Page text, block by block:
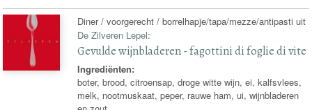
Diner / voorgerecht / borrelhapje/tapa/mezze/antipasti uit
De Zilveren Lepel:
Gevulde wijnbladeren - fagottini di foglie di vite
Ingrediënten:
boter, brood, citroensap, droge witte wijn, ei, kalfsvlees,
melk, nootmuskaat, peper, rauwe ham, ui, wijnbladeren